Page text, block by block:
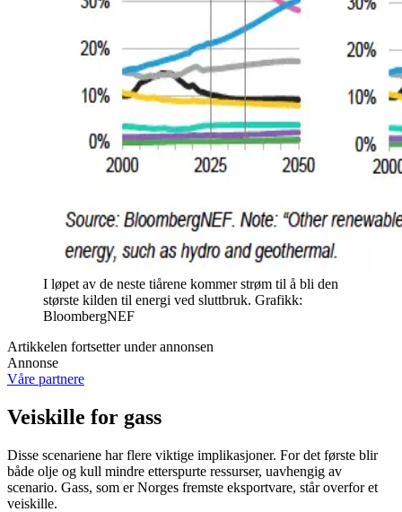
I løpet av de neste tiårene kommer strøm til å bli den
største kilden til energi ved sluttbruk. Grafikk:
BloombergNEF
Artikkelen fortsetter under annonsen
Annonse
Våre partnere
Veiskille for gass
Disse scenariene har flere viktige implikasjoner. For det første blir
både olje og kull mindre etterspurte ressurser, uavhengig av
scenario. Gass, som er Norges fremste eksportvare, står overfor et
veiskille.